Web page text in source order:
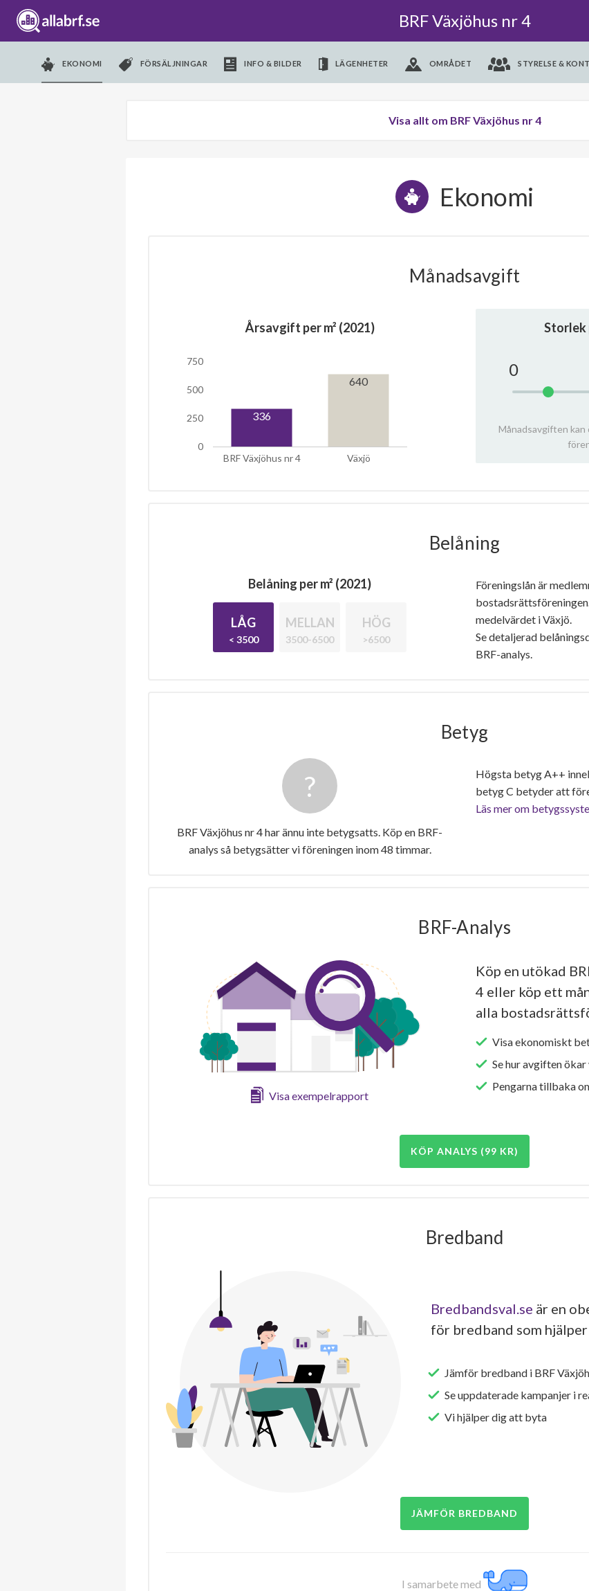
BRF Växjöhus nr 4
EKONOMI FÖRSÄLJNINGAR INFO & BILDER LÄGENHETER OMRÅDET STYRELSE &
Visa allt om BRF Växjöhus nr 4
Ekonomi
Månadsavgift
Årsavgift per m² (2021)
BRF Växjöhus nr 4 Växjö
0
250
500
750
336
640
Storlek
0
Månadsavgiften kan
Belåning
Belåning per m² (2021)
LÅG
< 3500
MELLAN
3500-6500
HÖG
>6500
Föreningslån är
medelvärdet i Växjö.
Se detaljerad
BRF-analys.
Betyg
BRF Växjöhus nr 4 har ännu inte betygsatts. Köp en BRF-
analys så betygsätter vi föreningen inom 48 timmar.
Högsta betyg A++
betyg C betyder att
Läs mer om
BRF-Analys
Visa exempelrapport
Köp en utökad
4 eller köp ett
alla
Visa ekonomiskt
Se hur avgiften
Pengarna tillbaka
KÖP ANALYS (99 KR)
Bredband
Bredbandsval.se är en
för bredband som
Jämför bredband i BRF
Se uppdaterade kampanjer i
Vi hjälper dig att byta
JÄMFÖR BREDBAND
I samarbete med